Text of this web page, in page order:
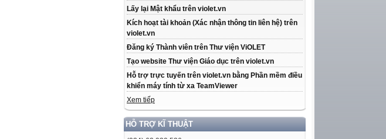
Lấy lại Mật khẩu trên violet.vn
Kích hoạt tài khoản (Xác nhận thông tin liên hệ) trên
violet.vn
Đăng ký Thành viên trên Thư viện ViOLET
Tạo website Thư viện Giáo dục trên violet.vn
Hỗ trợ trực tuyến trên violet.vn bằng Phần mềm điều
khiển máy tính từ xa TeamViewer
Xem tiếp
HỖ TRỢ KĨ THUẬT